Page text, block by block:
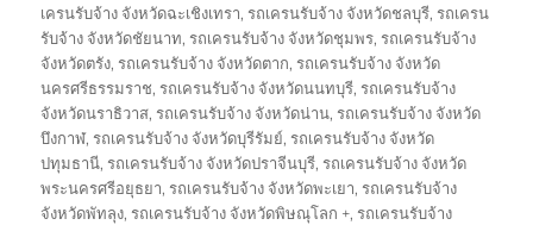
เครนรับจ้าง จังหวัดฉะเชิงเทรา,รถเครนรับจ้าง จังหวัดชลบุรี,รถเครน
รับจ้าง จังหวัดชัยนาท,รถเครนรับจ้าง จังหวัดชุมพร,รถเครนรับจ้าง
จังหวัดตรัง,รถเครนรับจ้าง จังหวัดตาก,รถเครนรับจ้าง จังหวัด
นครศรีธรรมราช,รถเครนรับจ้าง จังหวัดนนทบุรี,รถเครนรับจ้าง
จังหวัดนราธิวาส,รถเครนรับจ้าง จังหวัดน่าน,รถเครนรับจ้าง จังหวัด
บึงกาฬ,รถเครนรับจ้าง จังหวัดบุรีรัมย์,รถเครนรับจ้าง จังหวัด
ปทุมธานี,รถเครนรับจ้าง จังหวัดปราจีนบุรี,รถเครนรับจ้าง จังหวัด
พระนครศรีอยุธยา,รถเครนรับจ้าง จังหวัดพะเยา,รถเครนรับจ้าง
จังหวัดพัทลุง,รถเครนรับจ้าง จังหวัดพิษณุโลก +,รถเครนรับจ้าง